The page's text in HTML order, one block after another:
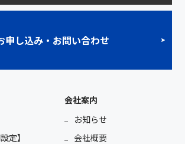
申し込み・お問い合わせ
定】
会社案内
お知らせ
会社概要